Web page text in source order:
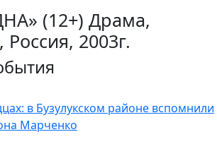
(12+) Драма,
2003г.
в Бузулукском районе вспомнили
Марченко